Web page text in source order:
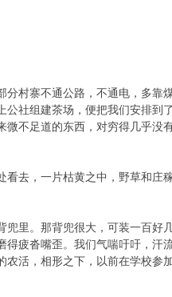
村寨不通公路，不通电，多靠
社组建茶场，便把我们安排
不足道的东西，对穷得几乎没
去，一片枯黄之中，野草和庄
里。那背兜很大，可装一百好
疲沓嘴歪。我们气喘吁吁，
活，相形之下，以前在学校参